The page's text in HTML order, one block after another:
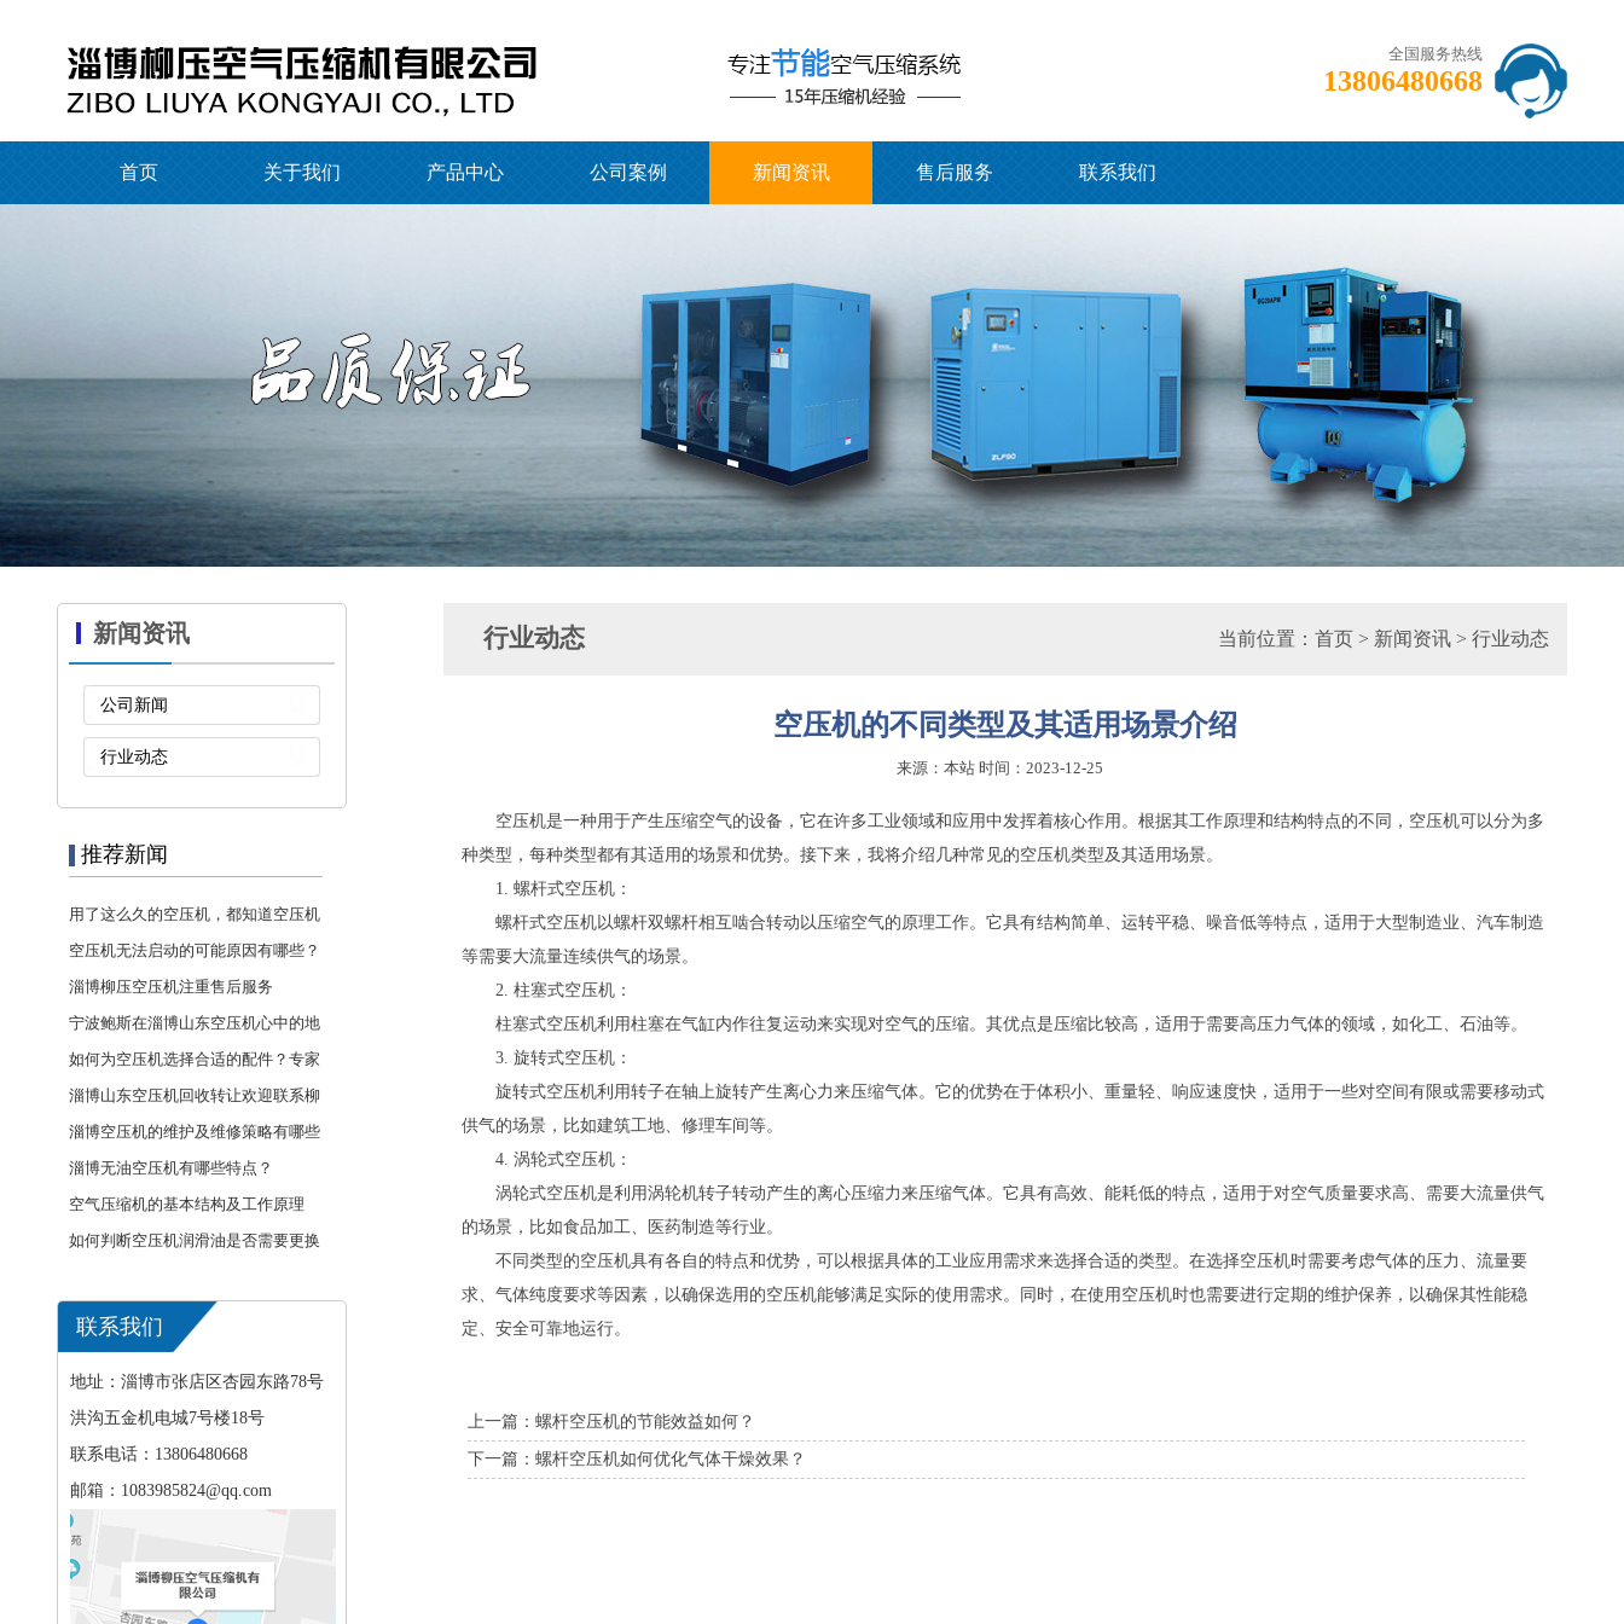
全国服务热线
13806480668
首页 关于我们 产品中心 公司案例 新闻资讯 售后服务 联系我们
新闻资讯
公司新闻
行业动态
推荐新闻
用了这么久的空压机，都知道空压机
···
空压机无法启动的可能原因有哪些？
淄博柳压空压机注重售后服务
宁波鲍斯在淄博山东空压机心中的地
···
如何为空压机选择合适的配件？专家
···
淄博山东空压机回收转让欢迎联系柳
···
淄博空压机的维护及维修策略有哪些
···
淄博无油空压机有哪些特点？
空气压缩机的基本结构及工作原理
如何判断空压机润滑油是否需要更换
联系我们
地址：淄博市张店区杏园东路78号
洪沟五金机电城7号楼18号
联系电话：13806480668
邮箱：1083985824@qq.com
当前位置： 首页 > 新闻资讯 > 行业动态
行业动态
空压机的不同类型及其适用场景介绍
来源：本站 时间：2023-12-25
空压机是一种用于产生压缩空气的设备，它在许多工业领域和应用中发挥着核心作用。根据其工作原理和结构特点的不同，空压机可以分为多
种类型，每种类型都有其适用的场景和优势。接下来，我将介绍几种常见的空压机类型及其适用场景。
1. 螺杆式空压机：
螺杆式空压机以螺杆双螺杆相互啮合转动以压缩空气的原理工作。它具有结构简单、运转平稳、噪音低等特点，适用于大型制造业、汽车制造
等需要大流量连续供气的场景。
2. 柱塞式空压机：
柱塞式空压机利用柱塞在气缸内作往复运动来实现对空气的压缩。其优点是压缩比较高，适用于需要高压力气体的领域，如化工、石油等。
3. 旋转式空压机：
旋转式空压机利用转子在轴上旋转产生离心力来压缩气体。它的优势在于体积小、重量轻、响应速度快，适用于一些对空间有限或需要移动式
供气的场景，比如建筑工地、修理车间等。
4. 涡轮式空压机：
涡轮式空压机是利用涡轮机转子转动产生的离心压缩力来压缩气体。它具有高效、能耗低的特点，适用于对空气质量要求高、需要大流量供气
的场景，比如食品加工、医药制造等行业。
不同类型的空压机具有各自的特点和优势，可以根据具体的工业应用需求来选择合适的类型。在选择空压机时需要考虑气体的压力、流量要
求、气体纯度要求等因素，以确保选用的空压机能够满足实际的使用需求。同时，在使用空压机时也需要进行定期的维护保养，以确保其性能稳
定、安全可靠地运行。
上一篇： 螺杆空压机的节能效益如何？
下一篇： 螺杆空压机如何优化气体干燥效果？